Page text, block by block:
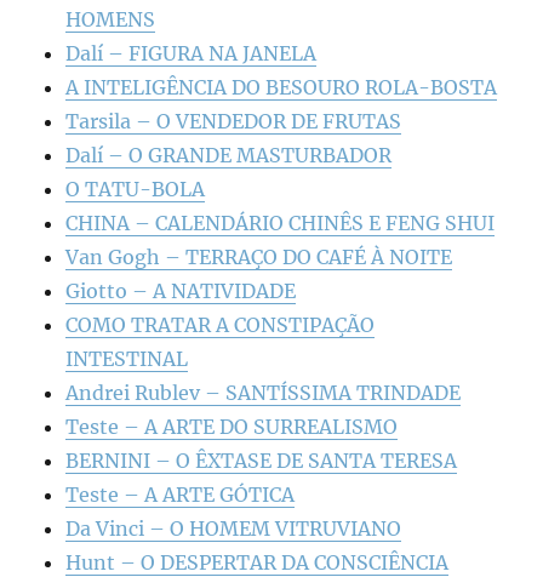
HOMENS
Dalí – FIGURA NA JANELA
A INTELIGÊNCIA DO BESOURO ROLA-BOSTA
Tarsila – O VENDEDOR DE FRUTAS
Dalí – O GRANDE MASTURBADOR
O TATU-BOLA
CHINA – CALENDÁRIO CHINÊS E FENG SHUI
Van Gogh – TERRAÇO DO CAFÉ À NOITE
Giotto – A NATIVIDADE
COMO TRATAR A CONSTIPAÇÃO
INTESTINAL
Andrei Rublev – SANTÍSSIMA TRINDADE
Teste – A ARTE DO SURREALISMO
BERNINI – O ÊXTASE DE SANTA TERESA
Teste – A ARTE GÓTICA
Da Vinci – O HOMEM VITRUVIANO
Hunt – O DESPERTAR DA CONSCIÊNCIA